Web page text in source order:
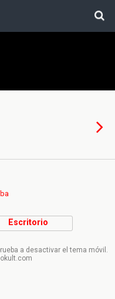
Escritorio
a desactivar el tema móvil.